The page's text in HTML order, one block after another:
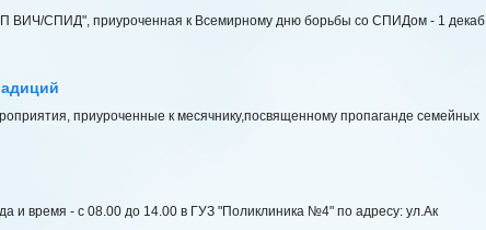
ВИЧ/СПИД", приуроченная к Всемирному дню борьбы со СПИДом - 1 декаб
приуроченные к месячнику,посвященному пропаганде семейных
и время - с 08.00 до 14.00 в ГУЗ "Поликлиника №4" по адресу: ул.Ак